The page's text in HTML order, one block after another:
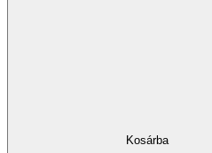
Kosárba